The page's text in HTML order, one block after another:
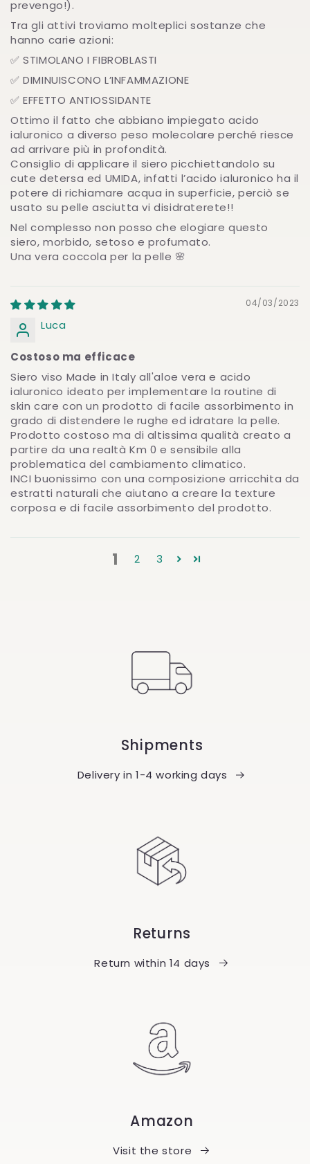
prevengo!).
Tra gli attivi troviamo molteplici sostanze che
hanno carie azioni:
✅ STIMOLANO I FIBROBLASTI
✅ DIMINUISCONO L’INFAMMAZIONE
✅ EFFETTO ANTIOSSIDANTE
Ottimo il fatto che abbiano impiegato acido
ialuronico a diverso peso molecolare perché riesce
ad arrivare più in profondità.
Consiglio di applicare il siero picchiettandolo su
cute detersa ed UMIDA, infatti l’acido ialuronico ha il
potere di richiamare acqua in superficie, perciò se
usato su pelle asciutta vi disidraterete!!
Nel complesso non posso che elogiare questo
siero, morbido, setoso e profumato.
Una vera coccola per la pelle 🌸
04/03/2023
Luca
Costoso ma efficace
Siero viso Made in Italy all'aloe vera e acido
ialuronico ideato per implementare la routine di
skin care con un prodotto di facile assorbimento in
grado di distendere le rughe ed idratare la pelle.
Prodotto costoso ma di altissima qualità creato a
partire da una realtà Km 0 e sensibile alla
problematica del cambiamento climatico.
INCI buonissimo con una composizione arricchita da
estratti naturali che aiutano a creare la texture
corposa e di facile assorbimento del prodotto.
1 2 3
Shipments
Delivery in 1-4 working days
Returns
Return within 14 days
Amazon
Visit the store